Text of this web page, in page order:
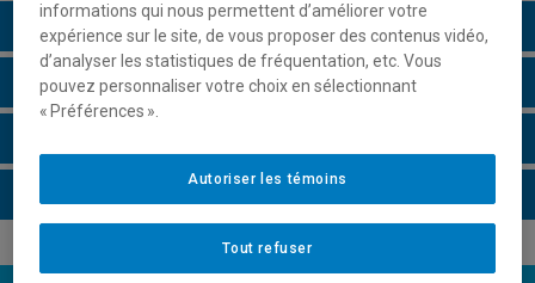
Description du cours
Horaire - Été 2026
informations qui nous permettent d’améliorer votre
expérience sur le site, de vous proposer des contenus vidéo,
d’analyser les statistiques de fréquentation, etc. Vous
pouvez personnaliser votre choix en sélectionnant
« Préférences ».
Tout refuser
Autoriser les témoins